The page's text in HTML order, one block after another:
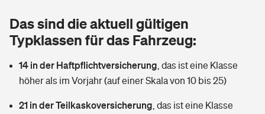
Tools
Wer versichert was: Jetzt Versicherer finden
Glasversicherung
Mietkautionsversicherung
Kinderunfall­ver­si­che­rung
Kinderinvalidität
Reiseversicherung
Dread-Disease-Versicherung
Tierkrankenversicherung
Das sind die aktuell gültigen
Typklassen für das Fahrzeug:
14 in der Haftpflichtversicherung das ist eine Klasse
höher als im Vorjahr (auf einer Skala von 10 bis 25)
21 in der Teilkaskoversicherung das ist eine Klasse